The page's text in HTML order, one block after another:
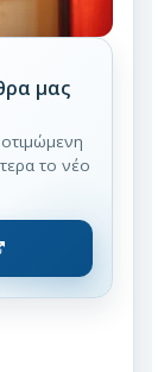
μας
το νέο